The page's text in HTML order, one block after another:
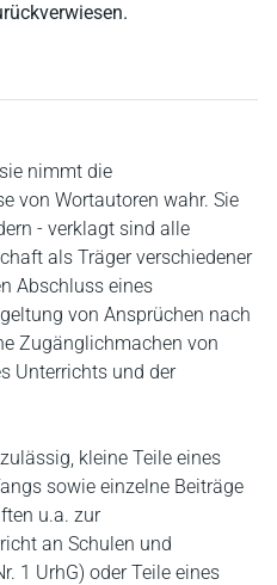
nimmt die
von Wortautoren wahr. Sie
- verklagt sind alle
als Träger verschiedener
Abschluss eines
von Ansprüchen nach
Zugänglichmachen von
Unterrichts und der
kleine Teile eines
sowie einzelne Beiträge
u.a. zur
an Schulen und
1 UrhG) oder Teile eines